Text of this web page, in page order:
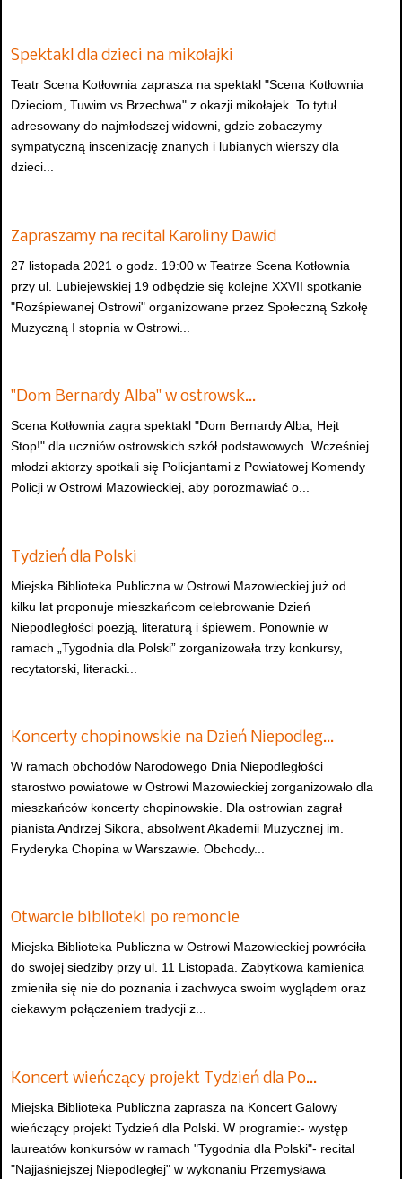
Spektakl dla dzieci na mikołajki
Teatr Scena Kotłownia zaprasza na spektakl "Scena Kotłownia
Dzieciom, Tuwim vs Brzechwa" z okazji mikołajek. To tytuł
adresowany do najmłodszej widowni, gdzie zobaczymy
sympatyczną inscenizację znanych i lubianych wierszy dla
dzieci...
Zapraszamy na recital Karoliny Dawid
27 listopada 2021 o godz. 19:00 w Teatrze Scena Kotłownia
przy ul. Lubiejewskiej 19 odbędzie się kolejne XXVII spotkanie
"Rozśpiewanej Ostrowi" organizowane przez Społeczną Szkołę
Muzyczną I stopnia w Ostrowi...
"Dom Bernardy Alba" w ostrowsk…
Scena Kotłownia zagra spektakl "Dom Bernardy Alba, Hejt
Stop!" dla uczniów ostrowskich szkół podstawowych. Wcześniej
młodzi aktorzy spotkali się Policjantami z Powiatowej Komendy
Policji w Ostrowi Mazowieckiej, aby porozmawiać o...
Tydzień dla Polski
Miejska Biblioteka Publiczna w Ostrowi Mazowieckiej już od
kilku lat proponuje mieszkańcom celebrowanie Dzień
Niepodległości poezją, literaturą i śpiewem. Ponownie w
ramach „Tygodnia dla Polski” zorganizowała trzy konkursy,
recytatorski, literacki...
Koncerty chopinowskie na Dzień Niepodleg…
W ramach obchodów Narodowego Dnia Niepodległości
starostwo powiatowe w Ostrowi Mazowieckiej zorganizowało dla
mieszkańców koncerty chopinowskie. Dla ostrowian zagrał
pianista Andrzej Sikora, absolwent Akademii Muzycznej im.
Fryderyka Chopina w Warszawie. Obchody...
Otwarcie biblioteki po remoncie
Miejska Biblioteka Publiczna w Ostrowi Mazowieckiej powróciła
do swojej siedziby przy ul. 11 Listopada. Zabytkowa kamienica
zmieniła się nie do poznania i zachwyca swoim wyglądem oraz
ciekawym połączeniem tradycji z...
Koncert wieńczący projekt Tydzień dla Po…
Miejska Biblioteka Publiczna zaprasza na Koncert Galowy
wieńczący projekt Tydzień dla Polski. W programie:- występ
laureatów konkursów w ramach "Tygodnia dla Polski"- recital
"Najjaśniejszej Niepodległej" w wykonaniu Przemysława